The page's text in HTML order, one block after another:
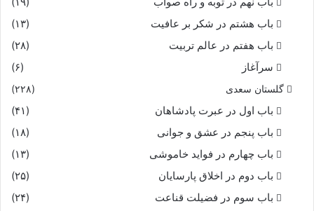
باب هشتم در شکر بر عافیت
(۱۳)
باب هفتم در عالم تربیت
(۲۸)
سرآغاز
(۶)
گلستان سعدی (۲۲۸)
باب اول در عبرت پادشاهان
(۴۱)
باب پنجم در عشق و جوانى
(۱۸)
باب چهارم در فواید خاموشى
(۱۳)
باب دوم در اخلاق پارسایان
(۲۵)
باب سوم در فضیلت قناعت
(۲۴)